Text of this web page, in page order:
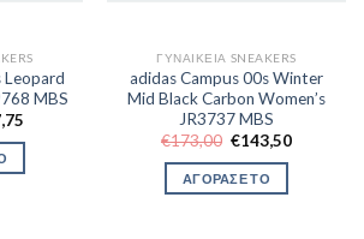
Leopard
MBS
ΓΥΝΑΙΚΕΊΑ SNEAKERS
adidas Campus 00s Winter
Mid Black Carbon Women’s
JR3737 MBS
€173,00 Original
was:
€173,00.
€143,50Η
ΑΓΟΡΑΣΕ ΤΟ